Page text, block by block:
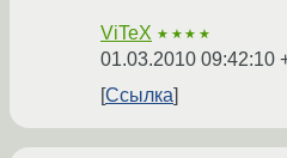
ViTeX ★★★★
01.03.2010 09:42:10
Ссылка